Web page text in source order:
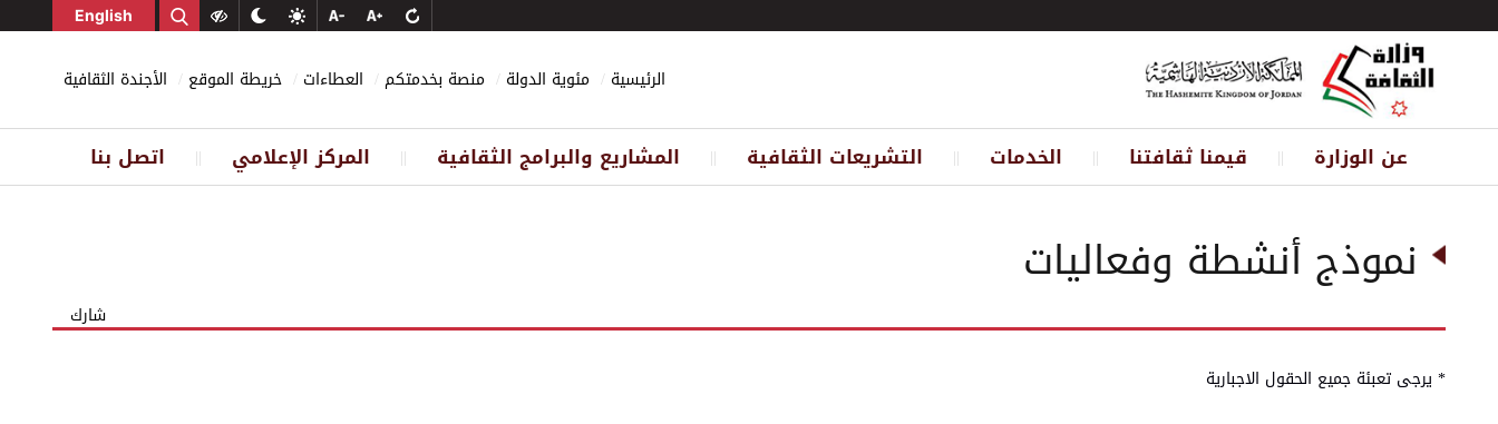
English
الرئيسية مئوية الدولة منصة بخدمتكم العطاءات خريطة الموقع الأجندة الثقافية
عن الوزارة || قيمنا ثقافتنا || الخدمات || التشريعات الثقافية || المشاريع والبرامج الثقافية || المركز الإعلامي || اتصل بنا
نموذج أنشطة وفعاليات
شارك
* يرجى تعبئة جميع الحقول الاجبارية